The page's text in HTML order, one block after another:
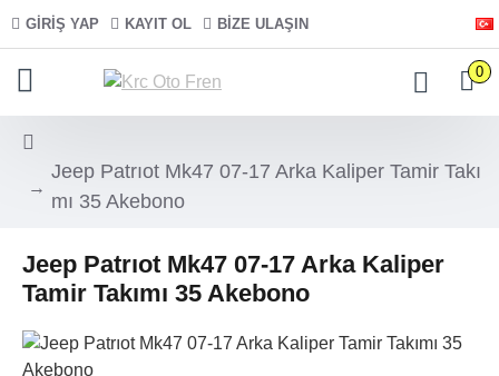
GIRIŞ YAP KAYIT OL BIZE ULAŞIN
0
Jeep Patrıot Mk47 07-17 Arka Kaliper Tamir Takı
mı 35 Akebono
Jeep Patrıot Mk47 07-17 Arka Kaliper
Tamir Takımı 35 Akebono